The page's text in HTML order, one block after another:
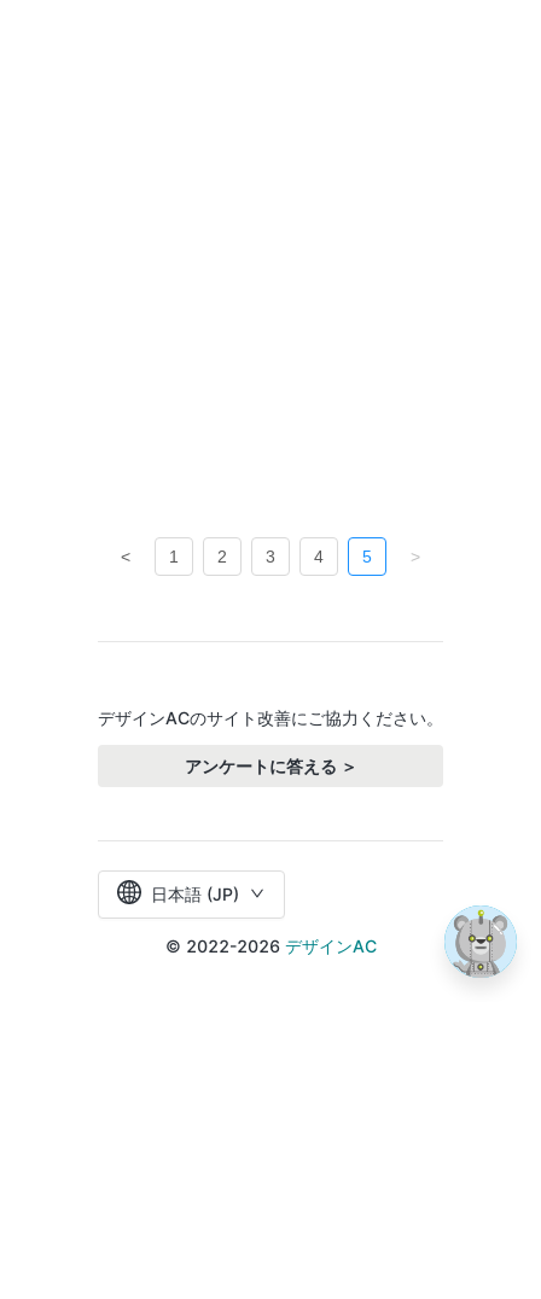
< 1 2 3 4 5 >
デザインACのサイト改善にご協力ください。
アンケートに答える ＞
日本語 (JP)
© 2022-2026 デザインAC